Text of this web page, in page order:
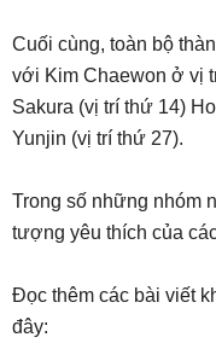
Cuối cùng, toàn bộ
với Kim Chaewon ở vị
Sakura (vị trí thứ 14)
Yunjin (vị trí thứ 27).
Trong số những nhóm
tượng yêu thích của
Đọc thêm các bài viết
đây: